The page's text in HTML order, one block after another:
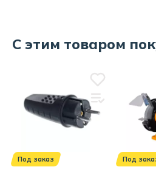
С этим товаром
Под заказ Под